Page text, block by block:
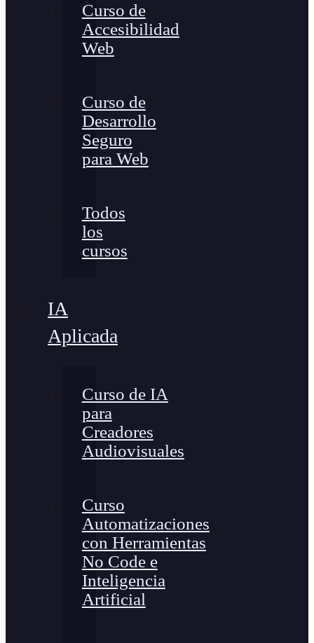
Curso de
Accesibilidad
Web
Curso de
Desarrollo
Seguro
para Web
Todos
los
cursos
IA
Aplicada
Curso de IA
para
Creadores
Audiovisuales
Curso
Automatizaciones
con Herramientas
No Code e
Inteligencia
Artificial